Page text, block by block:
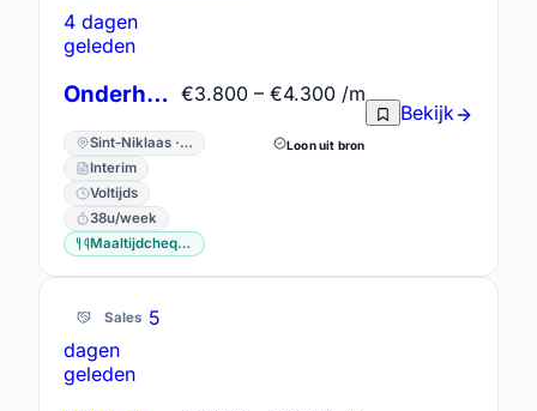
4 dagen
geleden
Onderhoudstechnieker - 3 ploegen
Sint-Niklaas · Oost-Vlaanderen
Interim
Voltijds
38u/week
Maaltijdcheques
€3.800 – €4.300 /m
Loon uit bron
Bekijk
Sales 5
dagen
geleden